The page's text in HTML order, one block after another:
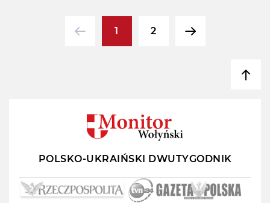
1 2
POLSKO-UKRAIŃSKI DWUTYGODNIK